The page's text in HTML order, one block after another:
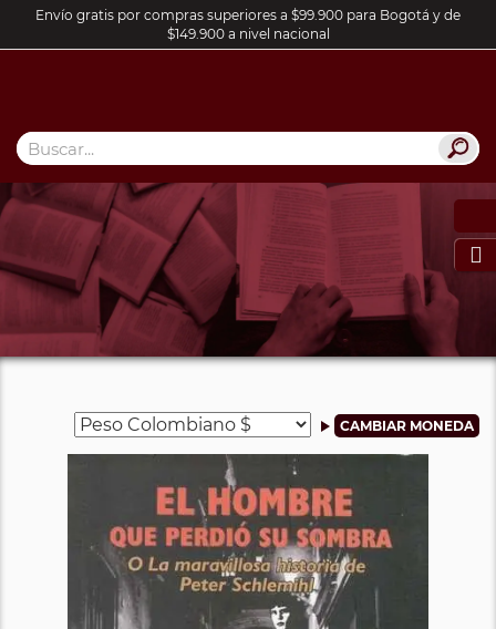
Envío gratis por compras superiores a $99.900 para Bogotá y de
$149.900 a nivel nacional
